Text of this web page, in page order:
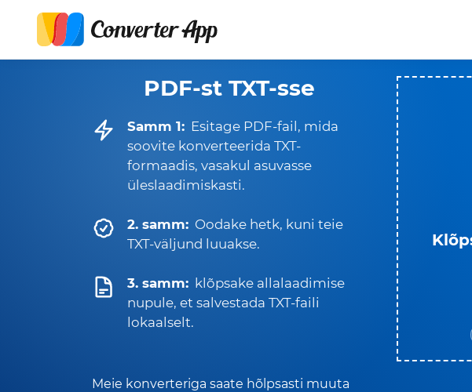
PDF-st TXT-sse
Samm 1: Esitage PDF-fail, mida
soovite konverteerida TXT-
formaadis, vasakul asuvasse
üleslaadimiskasti.
2. samm: Oodake hetk, kuni teie
TXT-väljund luuakse.
3. samm: klõpsake allalaadimise
nupule, et salvestada TXT-faili
lokaalselt.
Meie konverteriga saate hõlpsasti muuta